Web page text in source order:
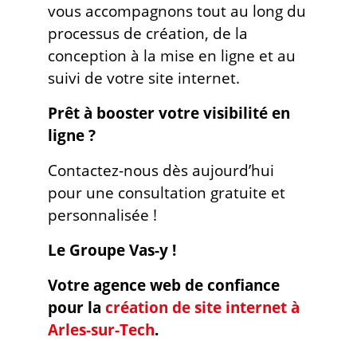
vous accompagnons tout au long du
processus de création, de la
conception à la mise en ligne et au
suivi de votre site internet.
Prêt à booster votre visibilité en
ligne ?
Contactez-nous dès aujourd’hui
pour une consultation gratuite et
personnalisée !
Le Groupe Vas-y !
Votre agence web de confiance
pour la création de site internet à
Arles-sur-Tech.